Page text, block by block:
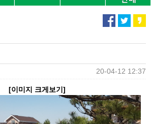
20-04-12 12:37
[이미지 크게보기]